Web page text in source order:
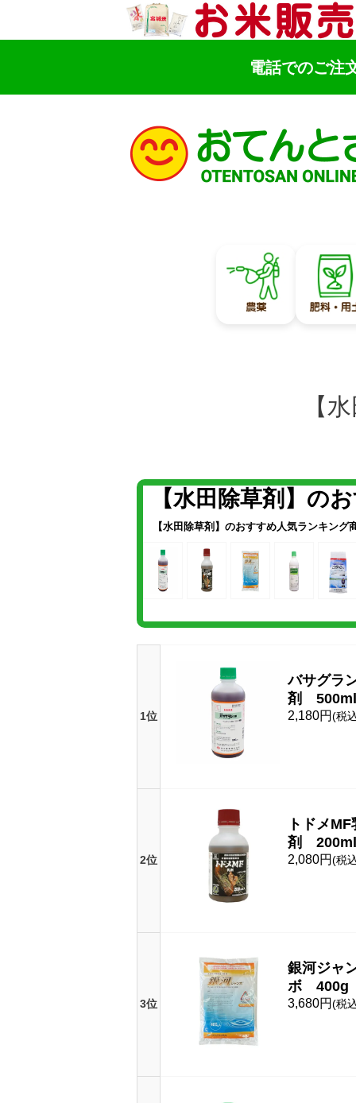
電話でのご注
検
【
【水田除草剤】の
【水田除草剤】のおすすめ人気ランキング
1位
バサグラ
剤 500ml
2,180円(税
2位
トドメMF
剤 200ml
2,080円(税
3位
銀河ジャ
ボ 400g
3,680円(税